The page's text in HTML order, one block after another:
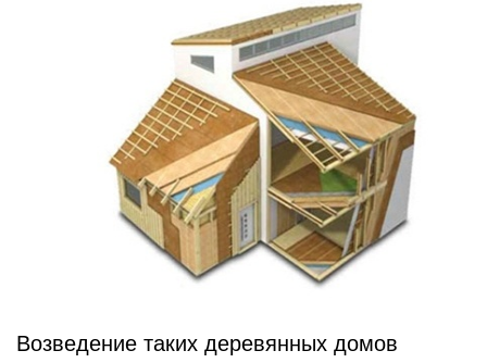
Возведение таких деревянных домов